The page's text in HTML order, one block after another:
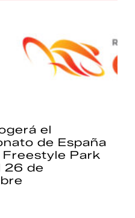
el
de España
Freestyle Park
26 de